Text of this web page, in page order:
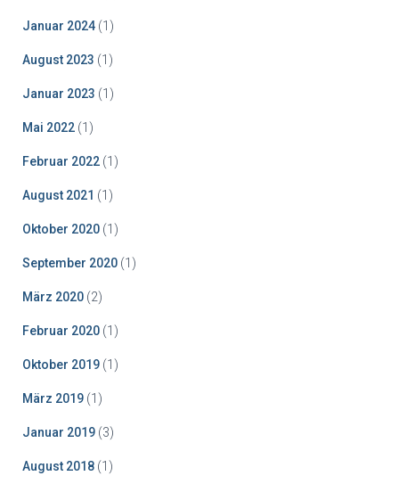
Januar 2024 (1)
August 2023 (1)
Januar 2023 (1)
Mai 2022 (1)
Februar 2022 (1)
August 2021 (1)
Oktober 2020 (1)
September 2020 (1)
März 2020 (2)
Februar 2020 (1)
Oktober 2019 (1)
März 2019 (1)
Januar 2019 (3)
August 2018 (1)